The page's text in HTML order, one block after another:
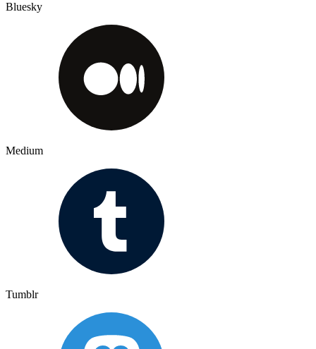
Bluesky
Medium
Tumblr